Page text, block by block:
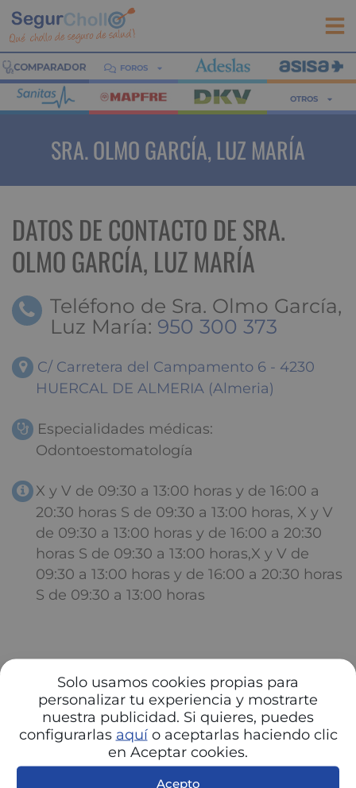
Solo usamos cookies propias para
personalizar tu experiencia y mostrarte
nuestra publicidad. Si quieres, puedes
configurarlas aquío aceptarlas haciendo clic
en Aceptar cookies.
Acepto
FOROS
OTROS
SRA. OLMO GARCÍA, LUZ MARÍA
DATOS DE CONTACTO DE SRA.
OLMO GARCÍA, LUZ MARÍA
Teléfono de Sra. Olmo García,
Luz María: 950 300 373
C/ Carretera del Campamento 6 - 4230
HUERCAL DE ALMERIA (Almeria)
Especialidades médicas:
Odontoestomatología
X y V de 09:30 a 13:00 horas y de 16:00 a
20:30 horas S de 09:30 a 13:00 horas, X y V
de 09:30 a 13:00 horas y de 16:00 a 20:30
horas S de 09:30 a 13:00 horas,X y V de
09:30 a 13:00 horas y de 16:00 a 20:30 horas
S de 09:30 a 13:00 horas